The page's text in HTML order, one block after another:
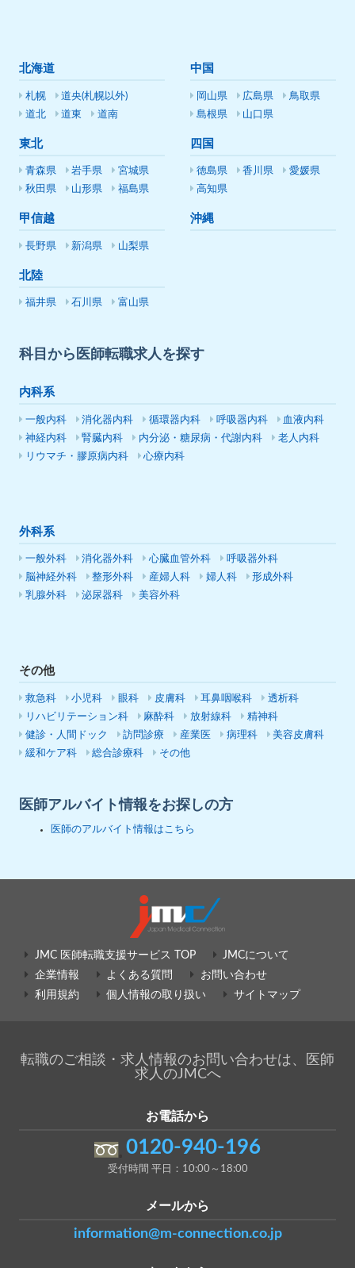
北海道
札幌
道央(札幌以外)
道北
道東 道南
東北
青森県 岩手県
宮城県
秋田県
山形県 福島県
甲信越
長野県 新潟県 山梨県
北陸
福井県 石川県 富山県
中国
岡山県 広島県
鳥取県
島根県
山口県
四国
徳島県 香川県
愛媛県
高知県
沖縄
科目から医師転職求人を探す
内科系
一般内科 消化器内科 循環器内科 呼吸器内科
血液内科
神経内科
腎臓内科 内分泌・糖尿病・代謝内科
老人内科
リウマチ・膠原病内科
心療内科
外科系
一般外科 消化器外科 心臓血管外科
呼吸器外科
脳神経外科
整形外科 産婦人科 婦人科
形成外科
乳腺外科
泌尿器科 美容外科
その他
救急科 小児科 眼科 皮膚科 耳鼻咽喉科
透析科
リハビリテーション科
麻酔科 放射線科
精神科
健診・人間ドック
訪問診療 産業医 病理科
美容皮膚科
緩和ケア科
総合診療科 その他
医師アルバイト情報をお探しの方
医師のアルバイト情報はこちら
JMC 医師転職支援サービス TOP
JMCについて
企業情報
よくある質問
お問い合わせ
利用規約
個人情報の取り扱い サイトマップ
転職のご相談・求人情報のお問い合わせは、医師
求人のJMCへ
お電話から
0120-940-196
受付時間 平日：10:00～18:00
メールから
information@m-connection.co.jp